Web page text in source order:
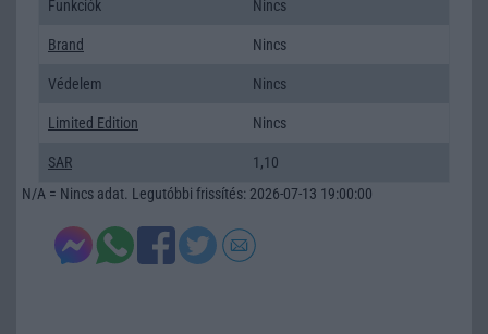
Funkciók Nincs
Brand Nincs
Védelem Nincs
Limited Edition Nincs
SAR
1,10
N/A = Nincs adat. Legutóbbi frissítés: 2026-07-13 19:00:00